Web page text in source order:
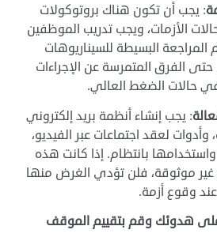
: يجب أن تكون هناك بروتوكولات
الأزمات، ويجب تدريب الموظفين
البسيطة للسيناريوهات
الفرق المتمرسة عن الإجراءات
حالات الضغط العالي.
: يجب إنشاء أنظمة بريد إلكتروني
وأدوات لعقد اجتماعات عبر الفيديو،
واستخدامها بانتظام. إذا كانت هذه
غير موثوقة، فلن تؤدي الغرض منها
عند وقوع أزمة.